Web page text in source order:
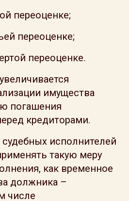
переоценке;
переоценке;
переоценке.
имущества
погашения
кредиторами.
исполнителей
такую меру
как временное
должника –
числе